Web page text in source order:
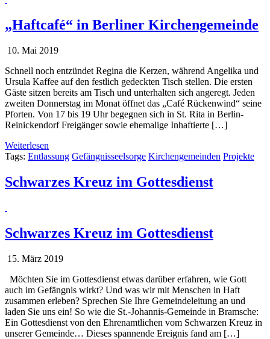
„Haftcafé“ in Berliner Kirchengemeinde
10. Mai 2019
Schnell noch entzündet Regina die Kerzen, während Angelika und
Ursula Kaffee auf den festlich gedeckten Tisch stellen. Die ersten
Gäste sitzen bereits am Tisch und unterhalten sich angeregt. Jeden
zweiten Donnerstag im Monat öffnet das „Café Rückenwind“ seine
Pforten. Von 17 bis 19 Uhr begegnen sich in St. Rita in Berlin-
Reinickendorf Freigänger sowie ehemalige Inhaftierte […]
Weiterlesen
Tags: Entlassung Gefängnisseelsorge Kirchengemeinden Projekte
Schwarzes Kreuz im Gottesdienst
Schwarzes Kreuz im Gottesdienst
15. März 2019
Möchten Sie im Gottesdienst etwas darüber erfahren, wie Gott
auch im Gefängnis wirkt? Und was wir mit Menschen in Haft
zusammen erleben? Sprechen Sie Ihre Gemeindeleitung an und
laden Sie uns ein! So wie die St.-Johannis-Gemeinde in Bramsche:
Ein Gottesdienst von den Ehrenamtlichen vom Schwarzen Kreuz in
unserer Gemeinde… Dieses spannende Ereignis fand am […]